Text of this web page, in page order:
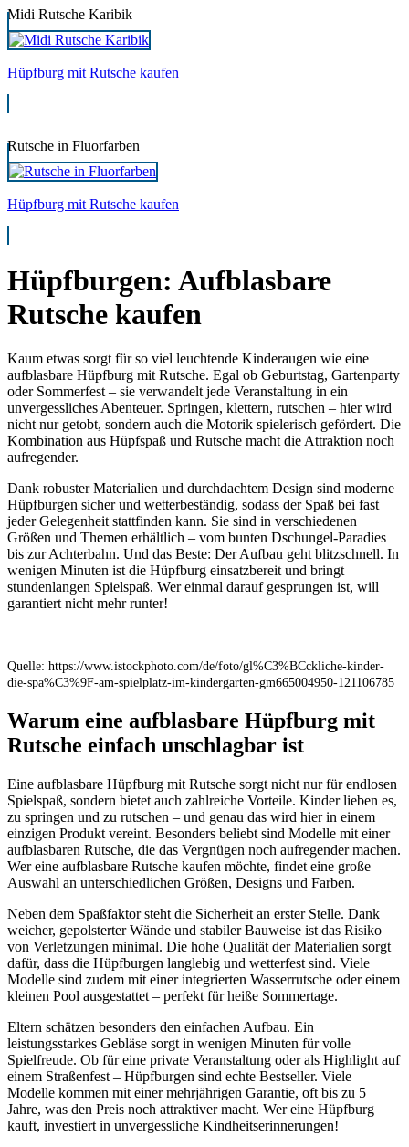
Midi Rutsche Karibik
Hüpfburg mit Rutsche kaufen
Rutsche in Fluorfarben
Hüpfburg mit Rutsche kaufen
Hüpfburgen: Aufblasbare
Rutsche kaufen
Kaum etwas sorgt für so viel leuchtende Kinderaugen wie eine
aufblasbare Hüpfburg mit Rutsche. Egal ob Geburtstag, Gartenparty
oder Sommerfest – sie verwandelt jede Veranstaltung in ein
unvergessliches Abenteuer. Springen, klettern, rutschen – hier wird
nicht nur getobt, sondern auch die Motorik spielerisch gefördert. Die
Kombination aus Hüpfspaß und Rutsche macht die Attraktion noch
aufregender.
Dank robuster Materialien und durchdachtem Design sind moderne
Hüpfburgen sicher und wetterbeständig, sodass der Spaß bei fast
jeder Gelegenheit stattfinden kann. Sie sind in verschiedenen
Größen und Themen erhältlich – vom bunten Dschungel-Paradies
bis zur Achterbahn. Und das Beste: Der Aufbau geht blitzschnell. In
wenigen Minuten ist die Hüpfburg einsatzbereit und bringt
stundenlangen Spielspaß. Wer einmal darauf gesprungen ist, will
garantiert nicht mehr runter!
Quelle: https://www.istockphoto.com/de/foto/gl%C3%BCckliche-kinder-
die-spa%C3%9F-am-spielplatz-im-kindergarten-gm665004950-121106785
Warum eine aufblasbare Hüpfburg mit
Rutsche einfach unschlagbar ist
Eine aufblasbare Hüpfburg mit Rutsche sorgt nicht nur für endlosen
Spielspaß, sondern bietet auch zahlreiche Vorteile. Kinder lieben es,
zu springen und zu rutschen – und genau das wird hier in einem
einzigen Produkt vereint. Besonders beliebt sind Modelle mit einer
aufblasbaren Rutsche, die das Vergnügen noch aufregender machen.
Wer eine aufblasbare Rutsche kaufen möchte, findet eine große
Auswahl an unterschiedlichen Größen, Designs und Farben.
Neben dem Spaßfaktor steht die Sicherheit an erster Stelle. Dank
weicher, gepolsterter Wände und stabiler Bauweise ist das Risiko
von Verletzungen minimal. Die hohe Qualität der Materialien sorgt
dafür, dass die Hüpfburgen langlebig und wetterfest sind. Viele
Modelle sind zudem mit einer integrierten Wasserrutsche oder einem
kleinen Pool ausgestattet – perfekt für heiße Sommertage.
Eltern schätzen besonders den einfachen Aufbau. Ein
leistungsstarkes Gebläse sorgt in wenigen Minuten für volle
Spielfreude. Ob für eine private Veranstaltung oder als Highlight auf
einem Straßenfest – Hüpfburgen sind echte Bestseller. Viele
Modelle kommen mit einer mehrjährigen Garantie, oft bis zu 5
Jahre, was den Preis noch attraktiver macht. Wer eine Hüpfburg
kauft, investiert in unvergessliche Kindheitserinnerungen!